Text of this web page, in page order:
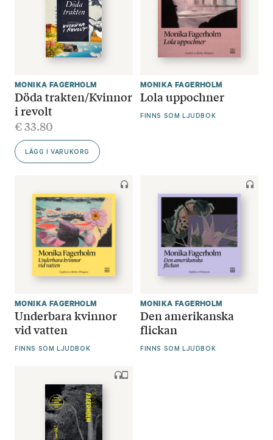
MONIKA FAGERHOLM
Döda trakten/Kvinnor
i revolt
€33.80
LÄGG I VARUKORG
MONIKA FAGERHOLM
Lola uppochner
FINNS SOM LJUDBOK
MONIKA FAGERHOLM
Underbara kvinnor
vid vatten
FINNS SOM LJUDBOK
MONIKA FAGERHOLM
Den amerikanska
flickan
FINNS SOM LJUDBOK